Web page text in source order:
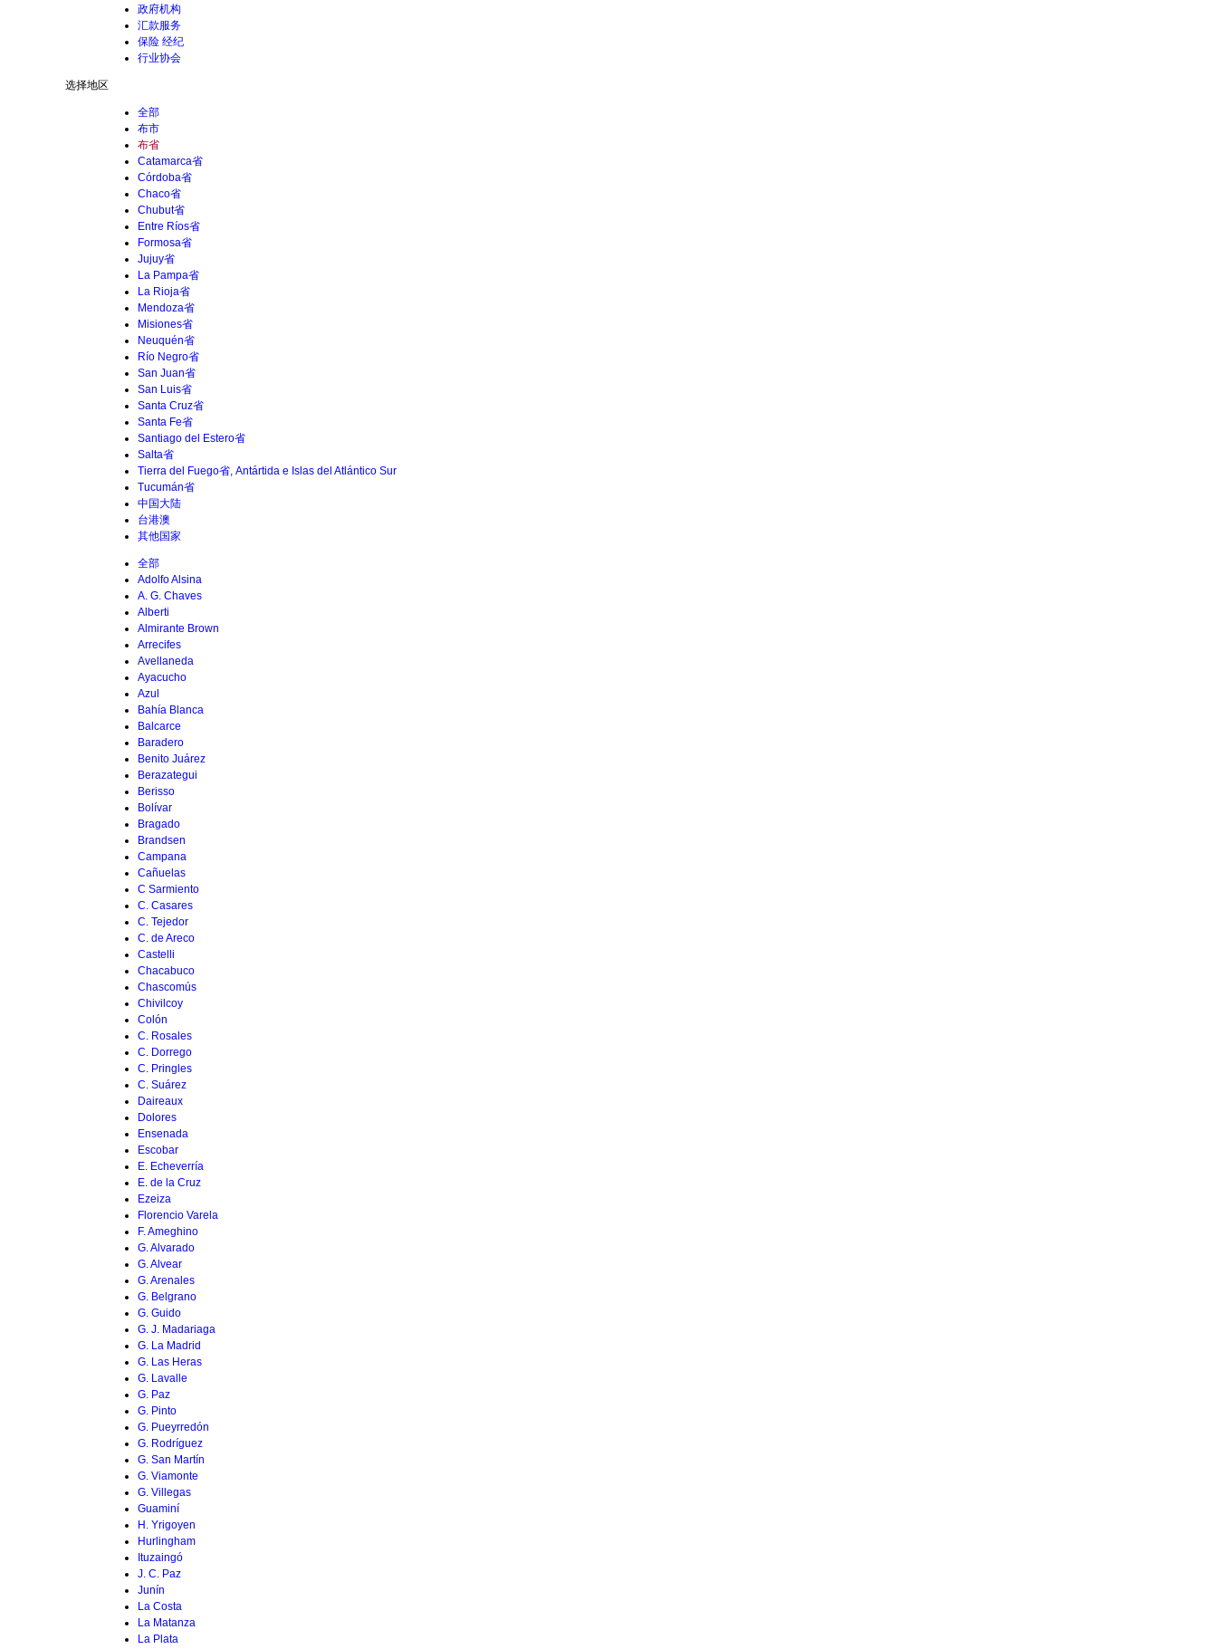
政府机构
汇款服务
保险 经纪
行业协会
选择地区
全部
布市
布省
Catamarca省
Córdoba省
Chaco省
Chubut省
Entre Ríos省
Formosa省
Jujuy省
La Pampa省
La Rioja省
Mendoza省
Misiones省
Neuquén省
Río Negro省
San Juan省
San Luis省
Santa Cruz省
Santa Fe省
Santiago del Estero省
Salta省
Tierra del Fuego省, Antártida e Islas del Atlántico Sur
Tucumán省
中国大陆
台港澳
其他国家
全部
Adolfo Alsina
A. G. Chaves
Alberti
Almirante Brown
Arrecifes
Avellaneda
Ayacucho
Azul
Bahía Blanca
Balcarce
Baradero
Benito Juárez
Berazategui
Berisso
Bolívar
Bragado
Brandsen
Campana
Cañuelas
C Sarmiento
C. Casares
C. Tejedor
C. de Areco
Castelli
Chacabuco
Chascomús
Chivilcoy
Colón
C. Rosales
C. Dorrego
C. Pringles
C. Suárez
Daireaux
Dolores
Ensenada
Escobar
E. Echeverría
E. de la Cruz
Ezeiza
Florencio Varela
F. Ameghino
G. Alvarado
G. Alvear
G. Arenales
G. Belgrano
G. Guido
G. J. Madariaga
G. La Madrid
G. Las Heras
G. Lavalle
G. Paz
G. Pinto
G. Pueyrredón
G. Rodríguez
G. San Martín
G. Viamonte
G. Villegas
Guaminí
H. Yrigoyen
Hurlingham
Ituzaingó
J. C. Paz
Junín
La Costa
La Matanza
La Plata